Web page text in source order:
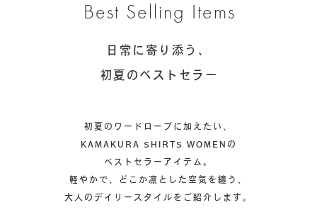
Best Selling Items
日常に寄り添う、
初夏のベストセラー
初夏のワードローブに加えたい、
KAMAKURA SHIRTS WOMENの
ベストセラーアイテム。
軽やかで、どこか凛とした空気を纏う、
大人のデイリースタイルをご紹介します。